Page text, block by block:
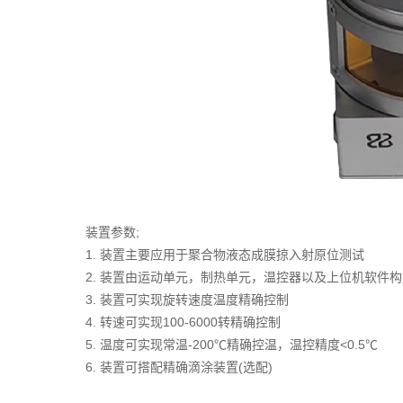
装置参数;
1. 装置主要应用于聚合物液态成膜掠入射原位测试
2. 装置由运动单元，制热单元，温控器以及上位机软件
3. 装置可实现旋转速度温度精确控制
4. 转速可实现100-6000转精确控制
5. 温度可实现常温-200℃精确控温，温控精度<0.5℃
6. 装置可搭配精确滴涂装置(选配)